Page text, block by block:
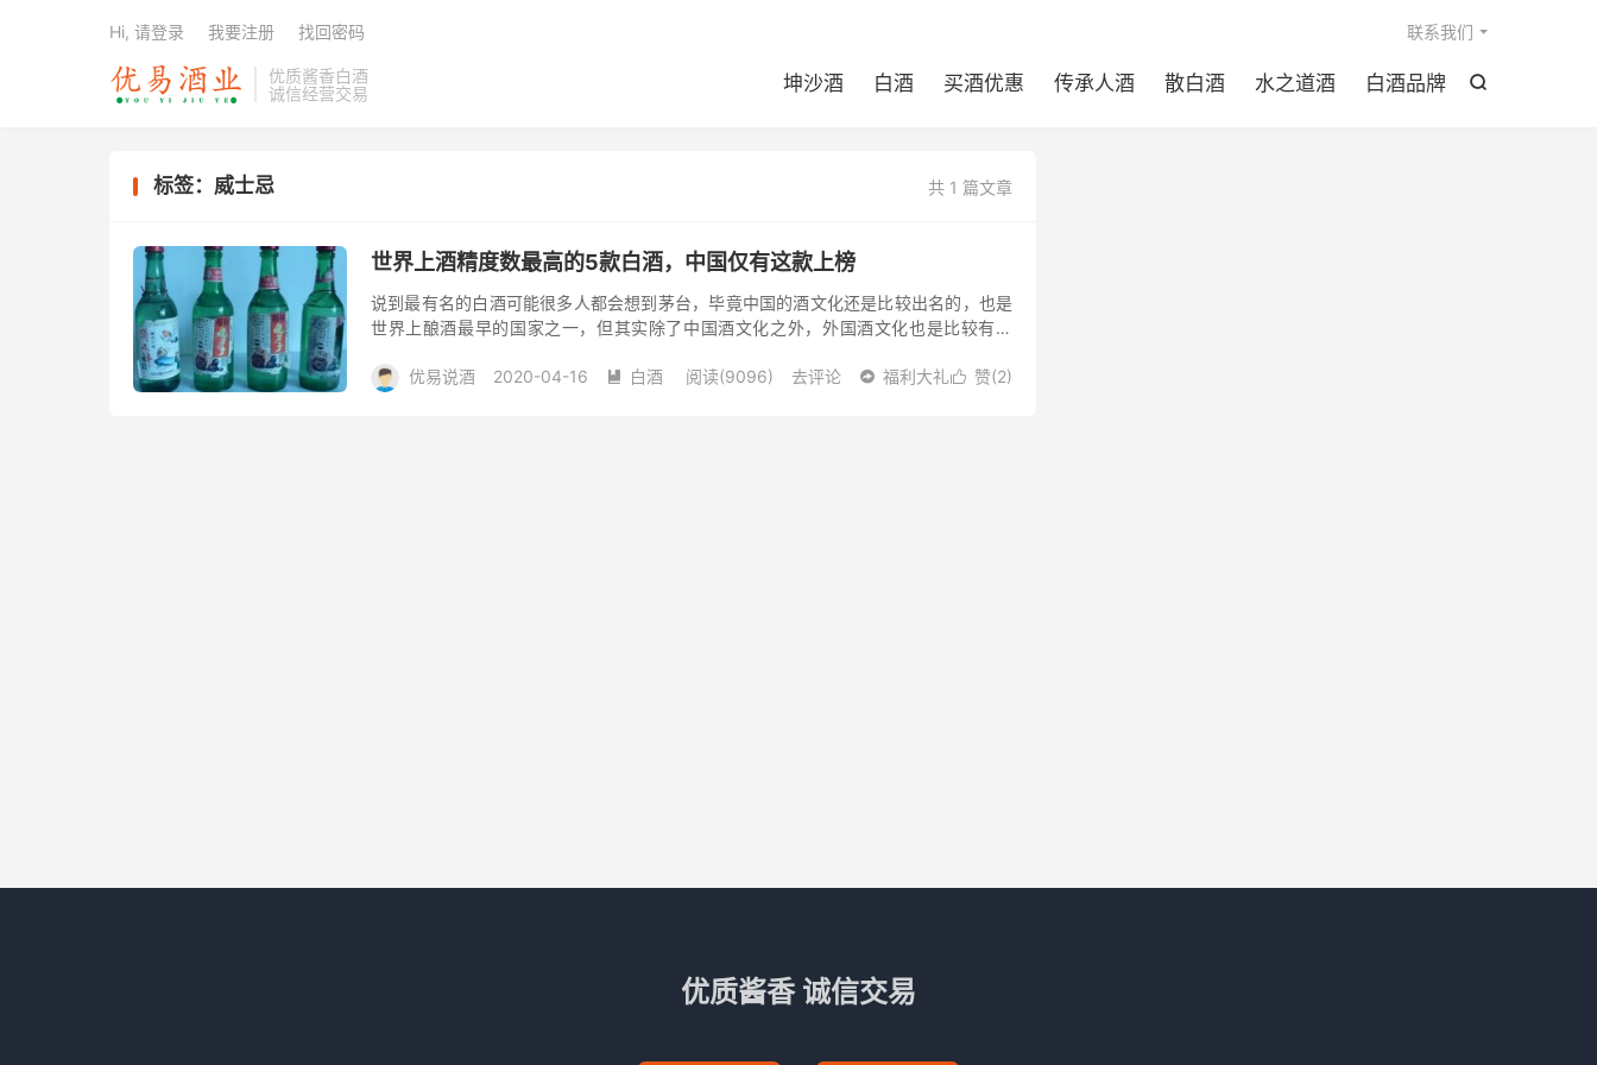
优质酱香白酒
诚信经营交易

坤沙酒 白酒 买酒优惠 传承人酒 散白酒 水之道酒 白酒品牌
联系我们
Hi, 请登录 我要注册 找回密码
共 1 篇文章
标签：威士忌
世界上酒精度数最高的5款白酒，中国仅有这款上榜
说到最有名的白酒可能很多人都会想到茅台，毕竟中国的酒文化还是比较出名的，也是
世界上酿酒最早的国家之一，但其实除了中国酒文化之外，外国酒文化也是比较有名
天小编就来说下...
 赞(2)
优易说酒 2020-04-16  白酒 阅读(9096) 去评论  福利大礼
优质酱香 诚信交易